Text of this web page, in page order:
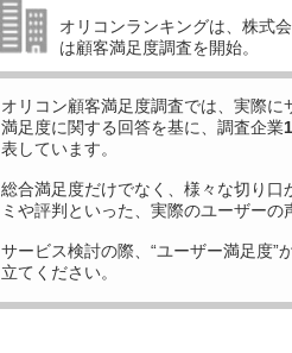
オリコンランキングは、株式
は顧客満足度調査を開始。
オリコン顧客満足度調査では、実際に
満足度に関する回答を基に、調査企業
表しています。
総合満足度だけでなく、様々な切り口
ミや評判といった、実際のユーザーの
サービス検討の際、“ユーザー満足度”
立てください。